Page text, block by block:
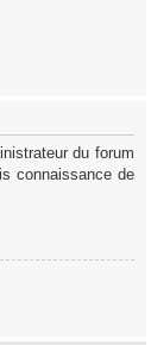
du forum
connaissance de